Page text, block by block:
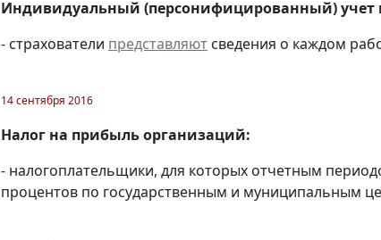
Индивидуальный (персонифицированный) учет
- страхователи представляют сведения о каждом
14 сентября 2016
Налог на прибыль организаций:
- налогоплательщики, для которых отчетным
процентов по государственным и муниципальным